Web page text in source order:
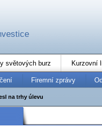
světových burz Kurzovní
Firemní zprávy
na trhy úlevu